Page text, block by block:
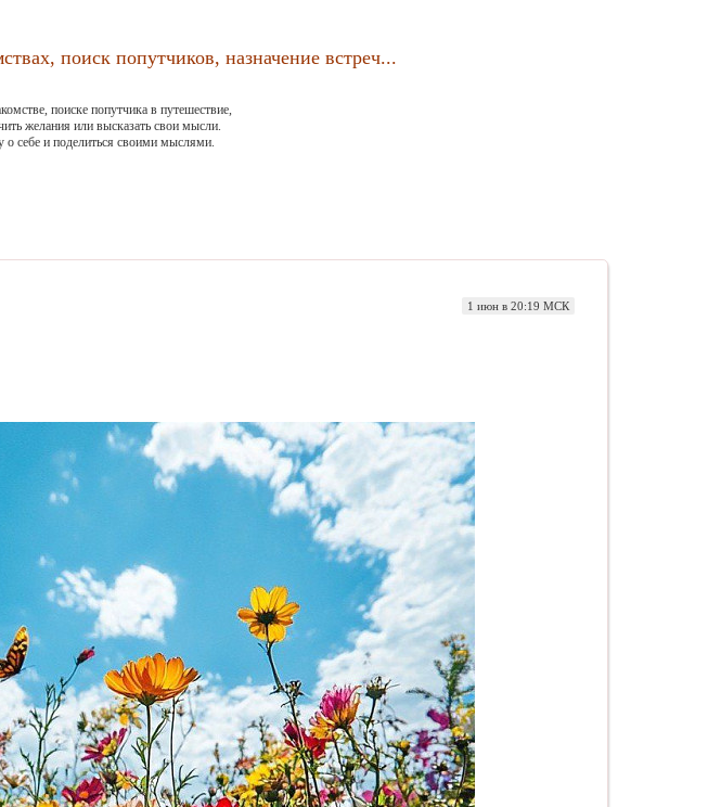
поиск попутчиков, назначение встреч...
поиске попутчика в путешествие,
желания или высказать свои мысли.
о себе и поделиться своими мыслями.
1 июн в 20:19 МСК